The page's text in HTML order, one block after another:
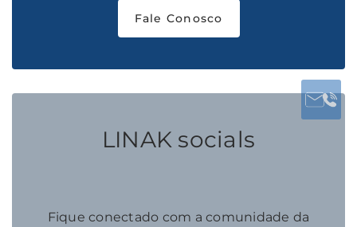
Fale Conosco
LINAK socials
Fique conectado com a comunidade da